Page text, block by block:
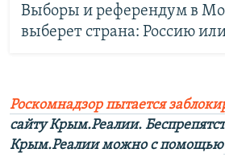
Выборы и референдум в
выберет страна: Россию
Роскомнадзор пытается
сайту Крым.Реалии.
Крым.Реалии можно с помощью